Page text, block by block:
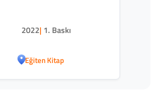
2022| 1. Baskı
Eğiten Kitap